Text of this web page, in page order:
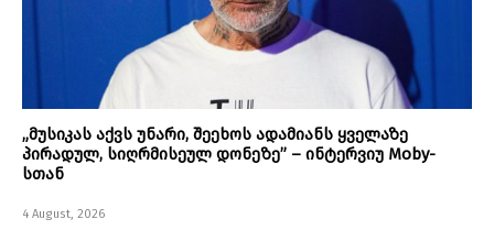
„მუსიკას აქვს უნარი, შეეხოს ადამიანს ყველაზე
პირადულ, სიღრმისეულ დონეზე” – ინტერვიუ Moby-
სთან
4 August, 2026